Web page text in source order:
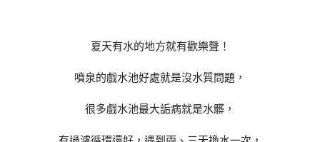
夏天有水的地方就有歡樂聲！
噴泉的戲水池好處就是沒水質問題，
很多戲水池最大詬病就是水髒，